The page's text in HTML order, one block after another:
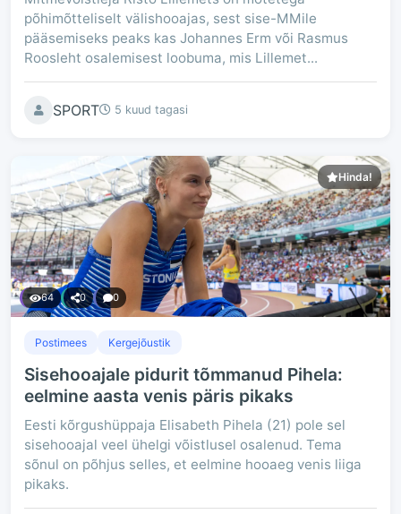
põhimõtteliselt välishooajas, sest sise-MMile
pääsemiseks peaks kas Johannes Erm või Rasmus
Roosleht osalemisest loobuma, mis Lillemet...
SPORT 5 kuud tagasi
Hinda!
64 0 0
Postimees Kergejõustik
Sisehooajale pidurit tõmmanud Pihela:
eelmine aasta venis päris pikaks
Eesti kõrgushüppaja Elisabeth Pihela (21) pole sel
sisehooajal veel ühelgi võistlusel osalenud. Tema
sõnul on põhjus selles, et eelmine hooaeg venis liiga
pikaks.